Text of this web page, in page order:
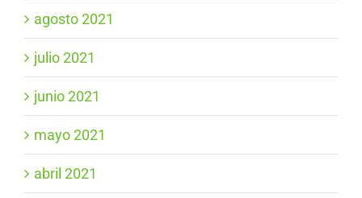
agosto 2021
julio 2021
junio 2021
mayo 2021
abril 2021